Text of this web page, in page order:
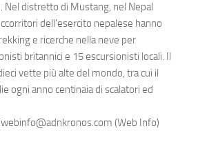
Nel distretto di Mustang, nel Nepal
dell'esercito nepalese hanno
e ricerche nella neve per
britannici e 15 escursionisti locali. Il
vette più alte del mondo, tra cui il
ogni anno centinaia di scalatori ed
(Web Info)